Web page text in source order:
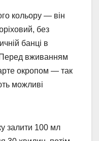
кольору — він
без
банці в
Перед вживанням
окропом — так
можливі
залити 100 мл